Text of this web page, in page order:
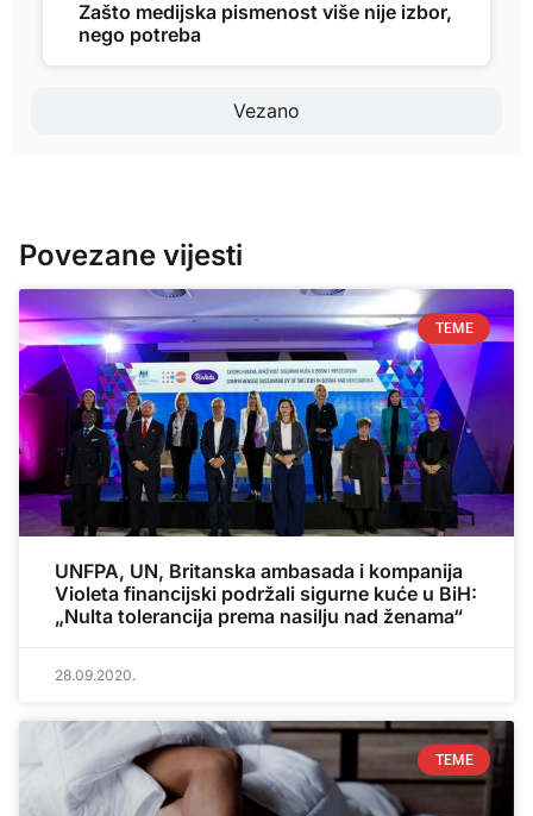
Vezano
Zašto medijska pismenost više nije izbor,
nego potreba
Povezane vijesti
TEME
UNFPA, UN, Britanska ambasada i kompanija
Violeta financijski podržali sigurne kuće u BiH:
„Nulta tolerancija prema nasilju nad ženama“
28.09.2020.
TEME